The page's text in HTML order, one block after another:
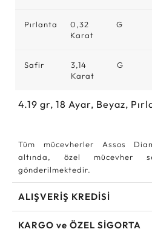
Pırlanta
0,32
Karat
G
Safir
3,14
Karat
G
4.19 gr, 18 Ayar, Beyaz,
Tüm mücevherler Assos
altında, özel mücevher
gönderilmektedir.
ALIŞVERİŞ KREDİSİ
KARGO ve ÖZEL SİGORTA